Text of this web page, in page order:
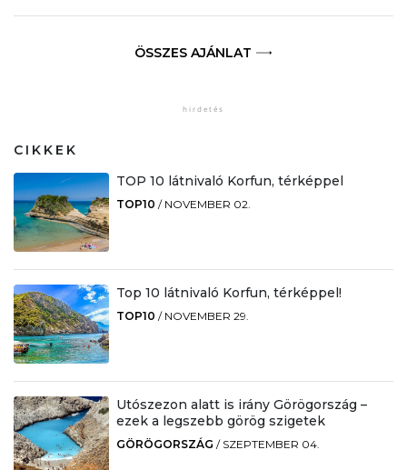
ÖSSZES AJÁNLAT
CIKKEK
TOP 10 látnivaló Korfun, térképpel
TOP10 / NOVEMBER 02.
Top 10 látnivaló Korfun, térképpel!
TOP10 / NOVEMBER 29.
Utószezon alatt is irány Görögország –
ezek a legszebb görög szigetek
GÖRÖGORSZÁG / SZEPTEMBER 04.